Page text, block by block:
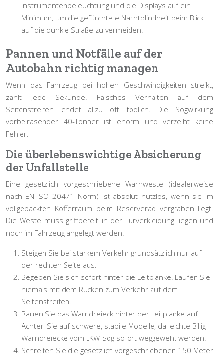
Instrumentenbeleuchtung und die Displays auf ein
Minimum, um die gefürchtete Nachtblindheit beim Blick
auf die dunkle Straße zu vermeiden.
Pannen und Notfälle auf der
Autobahn richtig managen
Wenn das Fahrzeug bei hohen Geschwindigkeiten streikt,
zählt jede Sekunde. Falsches Verhalten auf dem
Seitenstreifen endet allzu oft tödlich. Die Sogwirkung
vorbeirasender 40-Tonner ist enorm und verzeiht keine
Fehler.
Die überlebenswichtige Absicherung
der Unfallstelle
Eine gesetzlich vorgeschriebene Warnweste (idealerweise
nach EN ISO 20471 Norm) ist absolut nutzlos, wenn sie im
vollgepackten Kofferraum beim Reserverad vergraben liegt.
Die Weste muss griffbereit in der Türverkleidung liegen und
noch im Fahrzeug angelegt werden.
Steigen Sie bei starkem Verkehr grundsätzlich nur auf
der rechten Seite aus.
Begeben Sie sich sofort hinter die Leitplanke. Laufen Sie
niemals mit dem Rücken zum Verkehr auf dem
Seitenstreifen.
Bauen Sie das Warndreieck hinter der Leitplanke auf.
Achten Sie auf schwere, stabile Modelle, da leichte Billig-
Warndreiecke vom LKW-Sog sofort weggeweht werden.
Schreiten Sie die gesetzlich vorgeschriebenen 150 Meter